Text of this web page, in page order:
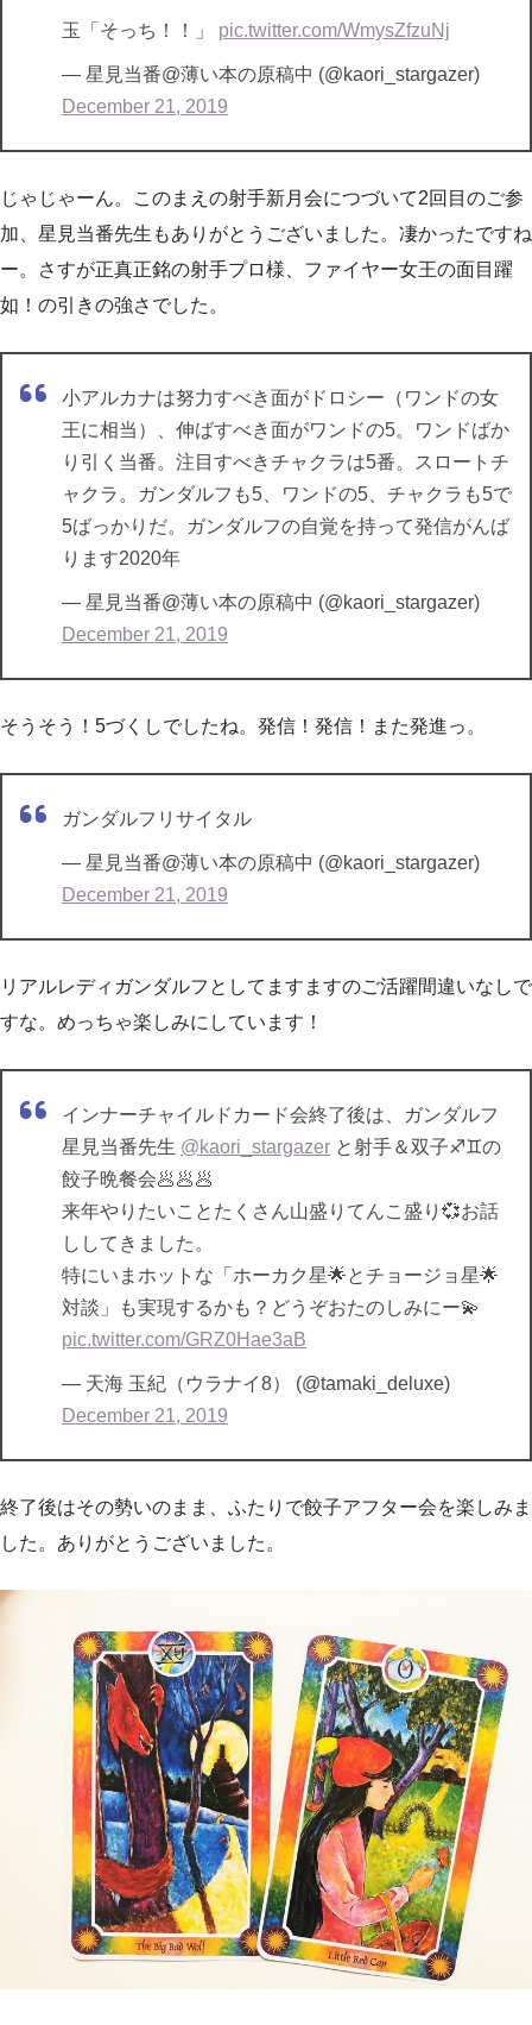
玉「そっち！！」 pic.twitter.com/WmysZfzuNj
— 星見当番@薄い本の原稿中 (@kaori_stargazer)
December 21, 2019
じゃじゃーん。このまえの射手新月会につづいて2回目のご参
加、星見当番先生もありがとうございました。凄かったですね
ー。さすが正真正銘の射手プロ様、ファイヤー女王の面目躍
如！の引きの強さでした。
小アルカナは努力すべき面がドロシー（ワンドの女
王に相当）、伸ばすべき面がワンドの5。ワンドばか
り引く当番。注目すべきチャクラは5番。スロートチ
ャクラ。ガンダルフも5、ワンドの5、チャクラも5で
5ばっかりだ。ガンダルフの自覚を持って発信がんば
ります2020年
— 星見当番@薄い本の原稿中 (@kaori_stargazer)
December 21, 2019
そうそう！5づくしでしたね。発信！発信！また発進っ。
ガンダルフリサイタル
— 星見当番@薄い本の原稿中 (@kaori_stargazer)
December 21, 2019
リアルレディガンダルフとしてますますのご活躍間違いなしで
すな。めっちゃ楽しみにしています！
インナーチャイルドカード会終了後は、ガンダルフ
星見当番先生 @kaori_stargazer と射手＆双子♐️♊️の
餃子晩餐会🥟🥟🥟
来年やりたいことたくさん山盛りてんこ盛り💞お話
ししてきました。
特にいまホットな「ホーカク星🌟とチョージョ星🌟
対談」も実現するかも？どうぞおたのしみにー💫
pic.twitter.com/GRZ0Hae3aB
— 天海 玉紀（ウラナイ8） (@tamaki_deluxe)
December 21, 2019
終了後はその勢いのまま、ふたりで餃子アフター会を楽しみま
した。ありがとうございました。